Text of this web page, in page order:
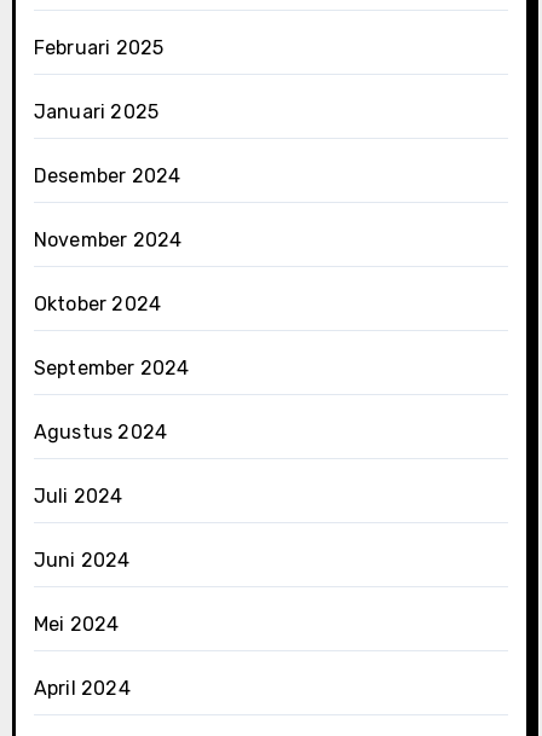
Februari 2025
Januari 2025
Desember 2024
November 2024
Oktober 2024
September 2024
Agustus 2024
Juli 2024
Juni 2024
Mei 2024
April 2024